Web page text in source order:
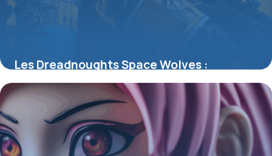
Les Dreadnoughts Space Wolves :
Symbole de la fureur et de la tradition
Fenrissienne
4 juillet 2025